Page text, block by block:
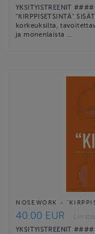
YKSITYISTREENIT
"KIRPPISETSINTÄ"
korkeuksilta,
ja monenlaista …
NOSEWORK -
40.00 EUR
1 in
YKSITYISTREENIT